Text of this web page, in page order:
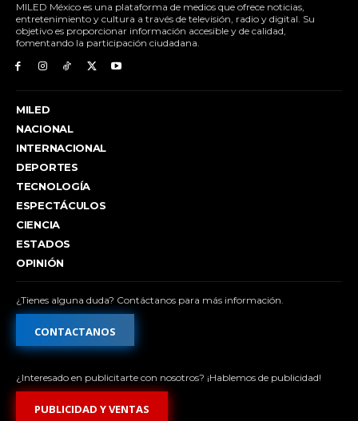
MILED México es una plataforma de medios que ofrece noticias,
entretenimiento y cultura a través de televisión, radio y digital. Su
objetivo es proporcionar información accesible y de calidad,
fomentando la participación ciudadana.
MILED
NACIONAL
INTERNACIONAL
DEPORTES
TECNOLOGÍA
ESPECTÁCULOS
CIENCIA
ESTADOS
OPINIÓN
¿Tienes alguna duda? Contáctanos para más información.
CONTACTANOS
¿Interesado en publicitarte con nosotros? ¡Hablemos de publicidad!
PUBLICIDAD Y VENTAS